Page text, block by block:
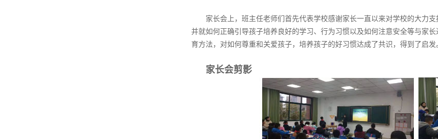
家长会上，班主任老师们首先代表学校感谢家长一直以来对学校的大力
并就如何正确引导孩子培养良好的学习、行为习惯以及如何注意安全等与家
育方法，对如何尊重和关爱孩子，培养孩子的好习惯达成了共识，得到了启发
家长会剪影